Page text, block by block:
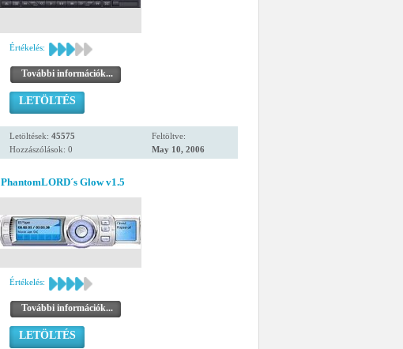
Értékelés:
További információk...
LETÖLTÉS
Letöltések: 45575
Hozzászólások: 0
Feltöltve:
May 10, 2006
PhantomLORD´s Glow v1.5
Értékelés:
További információk...
LETÖLTÉS